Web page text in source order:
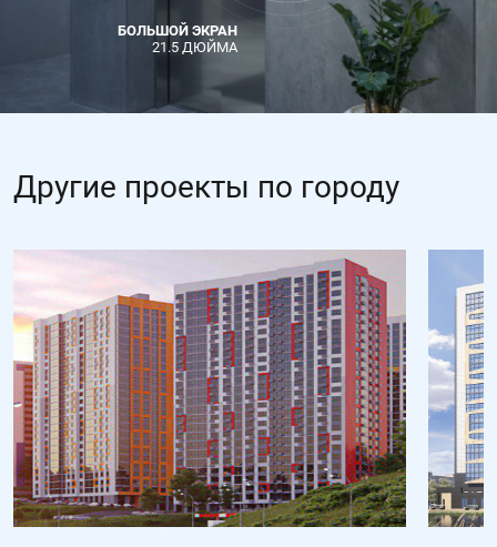
БОЛЬШОЙ ЭКРАН
21.5 ДЮЙМА
Другие проекты по городу